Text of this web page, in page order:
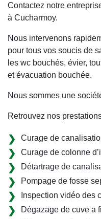
Contactez notre
à Cucharmoy.
Nous intervenons
pour tous vos soucis de
les wc bouchés, évier,
et évacuation bouchée.
Nous sommes une
Retrouvez nos
Curage de
Curage de colonne
Détartrage de
Pompage de fosse
Inspection vidéo des
Dégazage de cuve a